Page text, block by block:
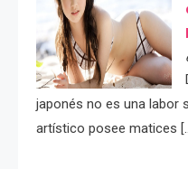
japonés no es una labor
artístico posee matices